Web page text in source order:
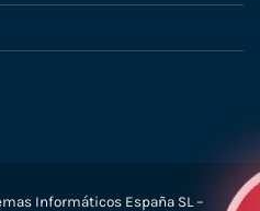
Informáticos España SL –